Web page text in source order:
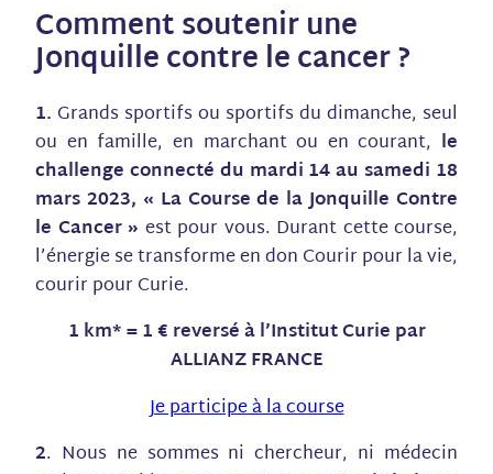
Comment soutenir une
Jonquille contre le cancer ?
1. Grands sportifs ou sportifs du dimanche, seul
ou en famille, en marchant ou en courant, le
challenge connecté du mardi 14 au samedi 18
mars 2023, « La Course de la Jonquille Contre
le Cancer » est pour vous. Durant cette course,
l’énergie se transforme en don​ Courir pour la vie,
courir pour Curie.
1 km* = 1 € reversé à l’Institut Curie par
ALLIANZ FRANCE
Je participe à la course
2. Nous ne sommes ni chercheur, ni médecin